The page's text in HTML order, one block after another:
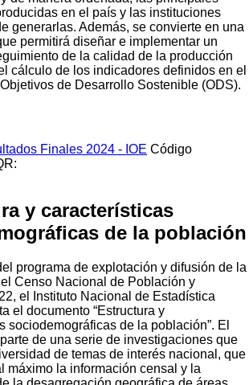
el período que abarca los meses de
marzo 2026, se han recopilado 395
(OE) correspondientes a 58
La ciudadanía puede conocer el
en la página web: https://ioe.ine.gov.py/.
acceso a la información presentando en
de manera ordenada, las principales
en el país y las instituciones
generarlas. Además, se convierte en una
permitirá diseñar e implementar un
de Desarrollo Sostenible (ODS).
Finales 2024 - IOECódigo
y características
de la población